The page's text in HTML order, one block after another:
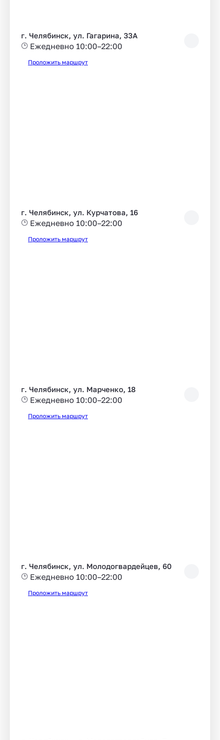
г. Челябинск, ул. Гагарина, 33А
Ежедневно 10:00–22:00
Проложить маршрут
г. Челябинск, ул. Курчатова, 16
Ежедневно 10:00–22:00
Проложить маршрут
г. Челябинск, ул. Марченко, 18
Ежедневно 10:00–22:00
Проложить маршрут
г. Челябинск, ул. Молодогвардейцев, 60
Ежедневно 10:00–22:00
Проложить маршрут